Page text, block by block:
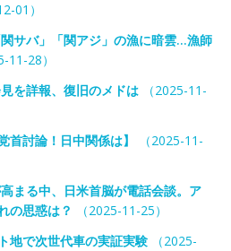
01）
サバ」「関アジ」の漁に暗雲…漁師
28）
を詳報、復旧のメドは（2025-11-
首討論！日中関係は】
（2025-11-
まる中、日米首脳が電話会談。ア
の思惑は？
（2025-11-25）
で次世代車の実証実験（2025-